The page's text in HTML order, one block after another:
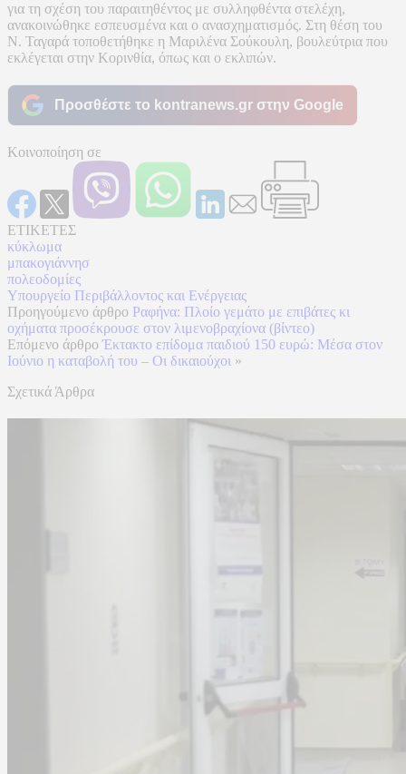
για τη σχέση του παραιτηθέντος με συλληφθέντα στελέχη,
ανακοινώθηκε εσπευσμένα και ο ανασχηματισμός. Στη θέση του
Ν. Ταγαρά τοποθετήθηκε η Μαριλένα Σούκουλη, βουλεύτρια που
εκλέγεται στην Κορινθία, όπως και ο εκλιπών.
Προσθέστε το kontranews.gr στην Google
Κοινοποίηση σε
ΕΤΙΚΕΤΕΣ
κύκλωμα
μπακογιάννησ
πολεοδομίες
Υπουργείο Περιβάλλοντος και Ενέργειας
Προηγούμενο άρθρο Ραφήνα: Πλοίο γεμάτο με επιβάτες κι
οχήματα προσέκρουσε στον λιμενοβραχίονα (βίντεο)
Επόμενο άρθρο Έκτακτο επίδομα παιδιού 150 ευρώ: Μέσα στον
Ιούνιο η καταβολή του – Οι δικαιούχοι »
Σχετικά Άρθρα